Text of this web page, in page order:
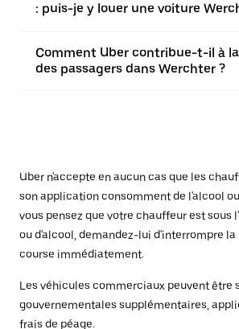
: puis-je y louer une voiture
Comment Uber contribue-t-il à
des passagers dans Werchter ?
Uber n'accepte en aucun cas que les
son application consomment de l'alcool
vous pensez que votre chauffeur est sous
ou d'alcool, demandez-lui d'interrompre la
course immédiatement.
Les véhicules commerciaux peuvent être
gouvernementales supplémentaires,
frais de péage.